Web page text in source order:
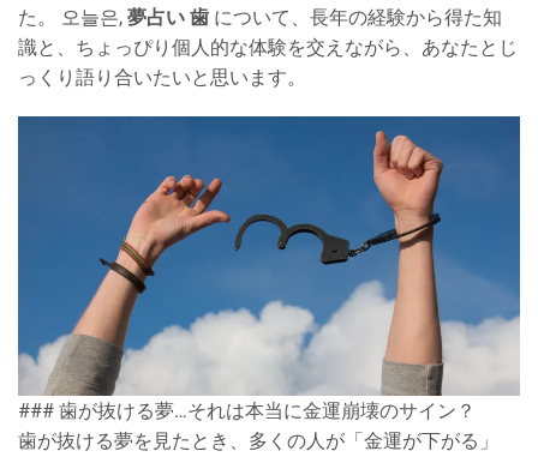
た。 오늘은, 夢占い 歯 について、長年の経験から得た知
識と、ちょっぴり個人的な体験を交えながら、あなたとじ
っくり語り合いたいと思います。
### 歯が抜ける夢…それは本当に金運崩壊のサイン？
歯が抜ける夢を見たとき、多くの人が「金運が下がる」